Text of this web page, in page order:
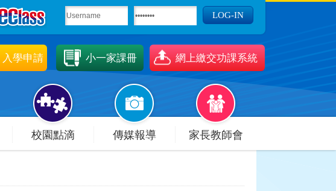
入學申請 小一家課冊 網上繳交功課系統
校園點滴 傳媒報導 家長教師會